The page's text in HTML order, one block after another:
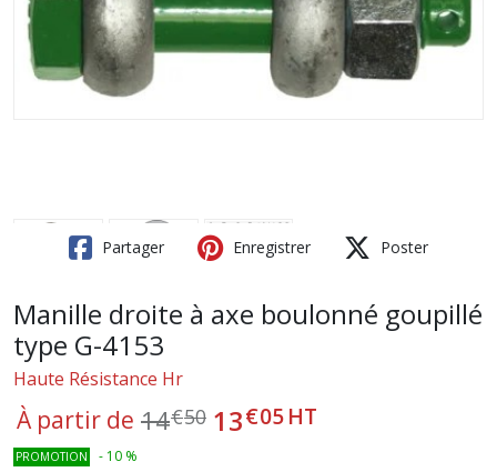
Partager Enregistrer Poster
Manille droite à axe boulonné goupillé
type G-4153
Haute Résistance Hr
À partir de 14€50 13€05HT
PROMOTION - 10 %